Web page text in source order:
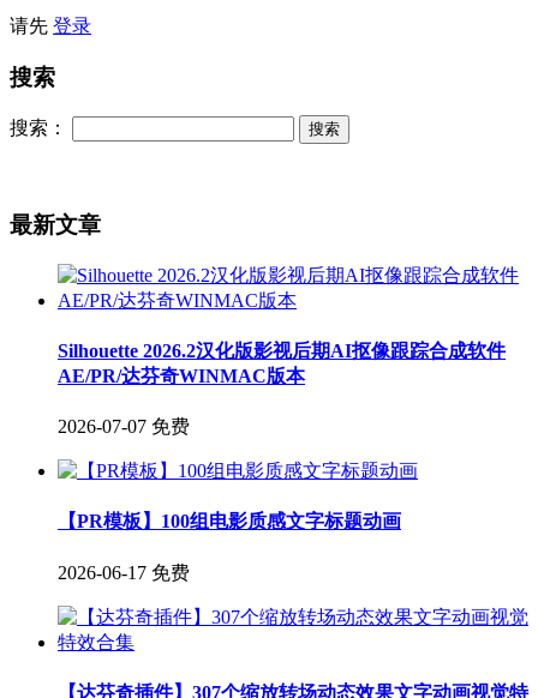
请先 登录
搜索
搜索：
最新文章
Silhouette 2026.2汉化版影视后期AI抠像跟踪合成软件
AE/PR/达芬奇WINMAC版本
2026-07-07 免费
【PR模板】100组电影质感文字标题动画
2026-06-17 免费
【达芬奇插件】307个缩放转场动态效果文字动画视觉特